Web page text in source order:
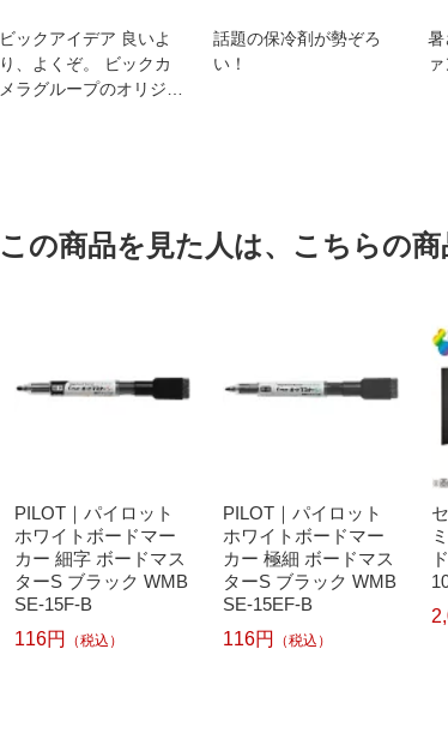
ビックアイデア 良いよ
り、よくぞ。 ビックカ
メラグループのオリジナ
話題の保冷剤が勢ぞろ
い！
この商品を見た人は、こちらの商
PILOT｜パイロット
ホワイトボードマー
カー 細字 ボードマス
ターS ブラック WMB
SE-15F-B
116円
（税込）
PILOT｜パイロット
ホワイトボードマー
カー 極細 ボードマス
ターS ブラック WMB
SE-15EF-B
116円
（税込）